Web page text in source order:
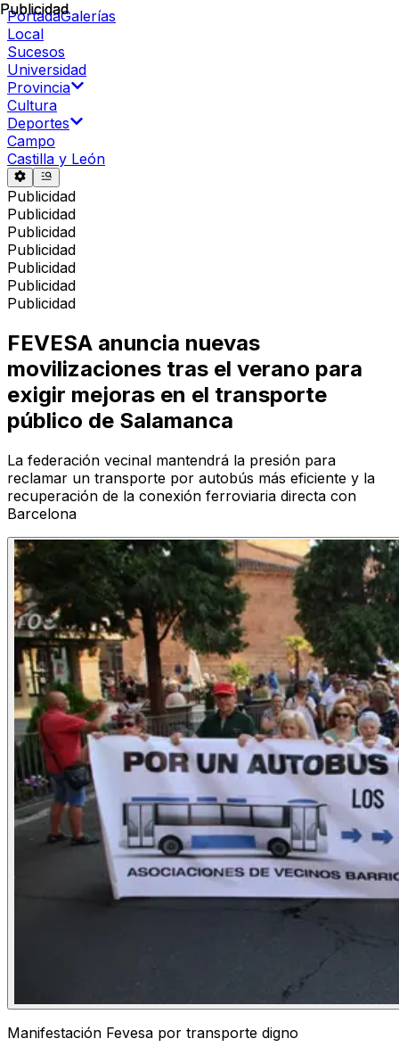
PortadaGalerías
Local
Sucesos
Universidad
Provincia
Cultura
Deportes
Campo
Castilla y León
Publicidad
Publicidad
Publicidad
Publicidad
Publicidad
Publicidad
Publicidad
Publicidad
FEVESA anuncia nuevas
movilizaciones tras el verano para
exigir mejoras en el transporte
público de Salamanca
La federación vecinal mantendrá la presión para
reclamar un transporte por autobús más eficiente y la
recuperación de la conexión ferroviaria directa con
Barcelona
Manifestación Fevesa por transporte digno
Publicidad